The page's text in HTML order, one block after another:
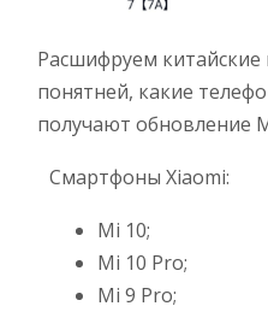
Расшифруем
понятней, какие
получают обновление
Смартфоны Xiaomi:
Mi 10;
Mi 10 Pro;
Mi 9 Pro;